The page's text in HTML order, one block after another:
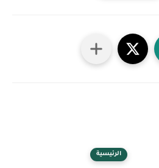
الرئيسية